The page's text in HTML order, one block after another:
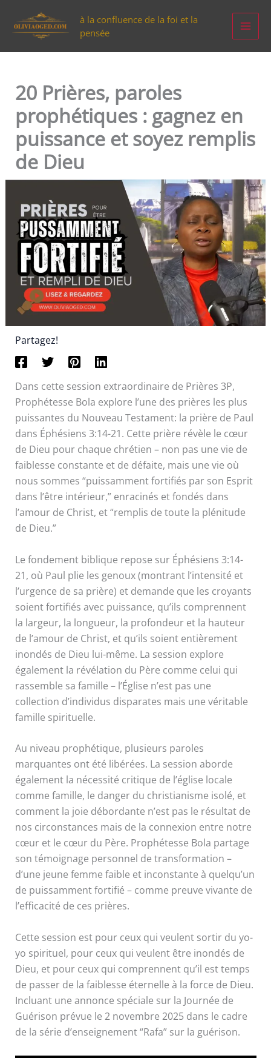
contenu
à la confluence de la foi et la
pensée
20 Prières, paroles
prophétiques : gagnez en
puissance et soyez remplis
de Dieu
Partagez!
Dans cette session extraordinaire de Prières 3P,
Prophétesse Bola explore l’une des prières les plus
puissantes du Nouveau Testament: la prière de Paul
dans Éphésiens 3:14-21. Cette prière révèle le cœur
de Dieu pour chaque chrétien – non pas une vie de
faiblesse constante et de défaite, mais une vie où
nous sommes “puissamment fortifiés par son Esprit
dans l’être intérieur,” enracinés et fondés dans
l’amour de Christ, et “remplis de toute la plénitude
de Dieu.”
Le fondement biblique repose sur Éphésiens 3:14-
21, où Paul plie les genoux (montrant l’intensité et
l’urgence de sa prière) et demande que les croyants
soient fortifiés avec puissance, qu’ils comprennent
la largeur, la longueur, la profondeur et la hauteur
de l’amour de Christ, et qu’ils soient entièrement
inondés de Dieu lui-même. La session explore
également la révélation du Père comme celui qui
rassemble sa famille – l’Église n’est pas une
collection d’individus disparates mais une véritable
famille spirituelle.
Au niveau prophétique, plusieurs paroles
marquantes ont été libérées. La session aborde
également la nécessité critique de l’église locale
comme famille, le danger du christianisme isolé, et
comment la joie débordante n’est pas le résultat de
nos circonstances mais de la connexion entre notre
cœur et le cœur du Père. Prophétesse Bola partage
son témoignage personnel de transformation –
d’une jeune femme faible et inconstante à quelqu’un
de puissamment fortifié – comme preuve vivante de
l’efficacité de ces prières.
Cette session est pour ceux qui veulent sortir du yo-
yo spirituel, pour ceux qui veulent être inondés de
Dieu, et pour ceux qui comprennent qu’il est temps
de passer de la faiblesse éternelle à la force de Dieu.
Incluant une annonce spéciale sur la Journée de
Guérison prévue le 2 novembre 2025 dans le cadre
de la série d’enseignement “Rafa” sur la guérison.